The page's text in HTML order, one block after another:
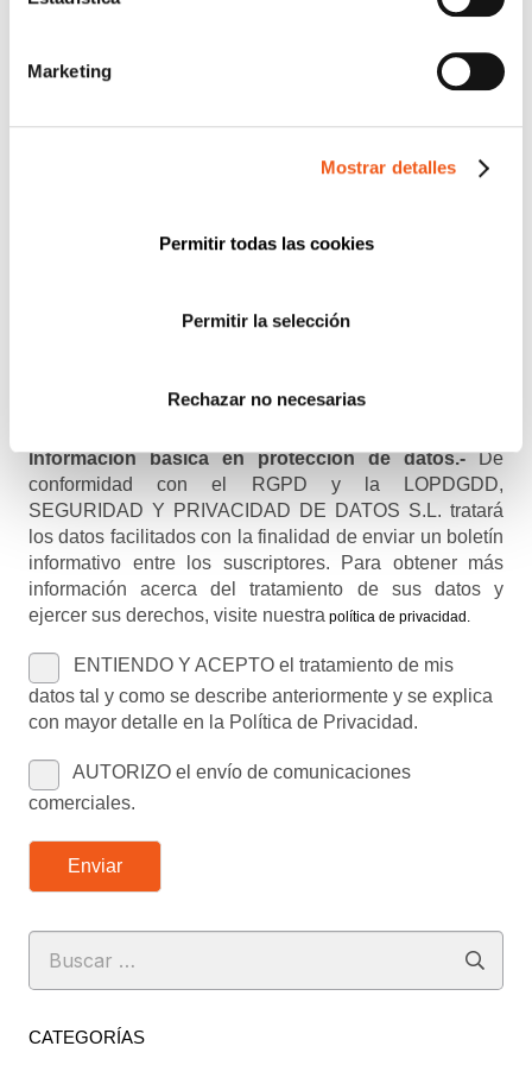
Marketing
Mostrar detalles
Permitir todas las cookies
Permitir la selección
Rechazar no necesarias
Ciberseguridad
Prevención del
Prevención de
Información básica en protección de datos.-De
conformidad con el RGPD y la LOPDGDD,
SEGURIDAD Y PRIVACIDAD DE DATOS S.L. tratará
los datos facilitados con la finalidad de enviar un boletín
informativo entre los suscriptores. Para obtener más
información acerca del tratamiento de sus datos y
ejercer sus derechos, visite nuestra política de privacidad .
ENTIENDO Y ACEPTO el tratamiento de mis
datos tal y como se describe anteriormente y se explica
con mayor detalle en la Política de Privacidad.
AUTORIZO el envío de comunicaciones
comerciales.
Enviar
Buscar:
CATEGORÍAS